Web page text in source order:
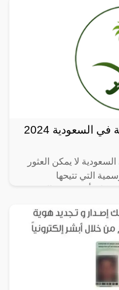
الوظائف العسكرية المتاحة في السعودية 2024
لا يمكن العثور
التي تتيحها